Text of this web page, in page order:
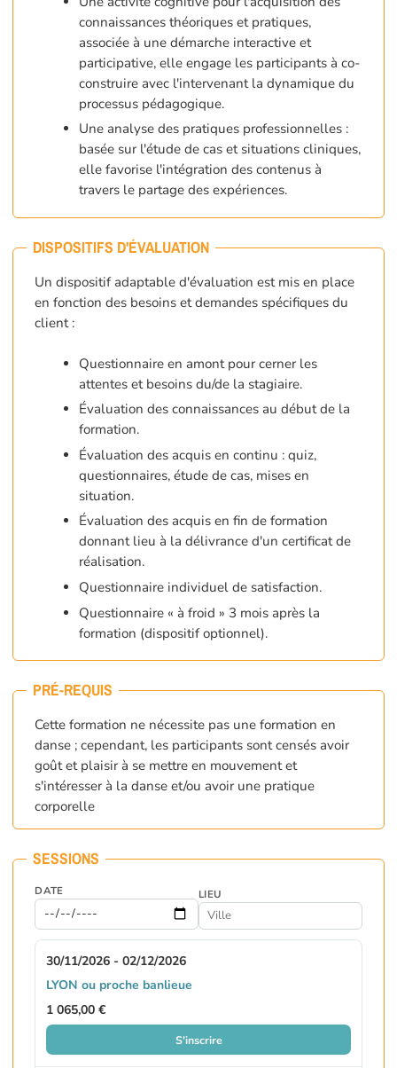
connaissances théoriques et pratiques,
associée à une démarche interactive et
participative, elle engage les participants à co-
construire avec l'intervenant la dynamique du
processus pédagogique.
Une analyse des pratiques professionnelles :
basée sur l'étude de cas et situations cliniques,
elle favorise l'intégration des contenus à
travers le partage des expériences.
DISPOSITIFS D'ÉVALUATION
Un dispositif adaptable d'évaluation est mis en place
en fonction des besoins et demandes spécifiques du
client :
Questionnaire en amont pour cerner les
attentes et besoins du/de la stagiaire.
Évaluation des connaissances au début de la
formation.
Évaluation des acquis en continu : quiz,
questionnaires, étude de cas, mises en
situation.
Évaluation des acquis en fin de formation
donnant lieu à la délivrance d'un certificat de
réalisation.
Questionnaire individuel de satisfaction.
Questionnaire « à froid » 3 mois après la
formation (dispositif optionnel).
PRÉ-REQUIS
Cette formation ne nécessite pas une formation en
danse ; cependant, les participants sont censés avoir
goût et plaisir à se mettre en mouvement et
s'intéresser à la danse et/ou avoir une pratique
corporelle
SESSIONS
DATE LIEU
30/11/2026 - 02/12/2026
LYON ou proche banlieue
1 065,00 €
S'inscrire